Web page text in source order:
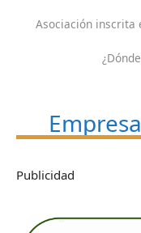
Asociación inscrita
Publicidad